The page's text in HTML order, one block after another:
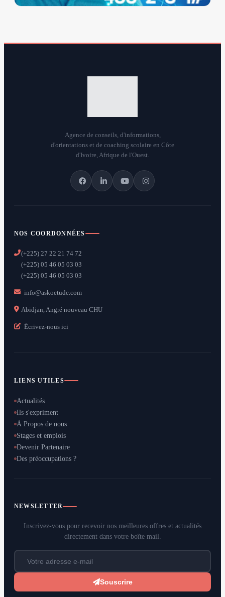
Agence de conseils, d'informations,
d'orientations et de coaching scolaire en Côte
d'Ivoire, Afrique de l'Ouest.
NOS COORDONNÉES
(+225) 27 22 21 74 72
(+225) 05 46 05 03 03
(+225) 05 46 05 03 03
info@askoetude.com
Abidjan, Angré nouveau CHU
Écrivez-nous ici
LIENS UTILES
Actualités
Ils s'expriment
À Propos de nous
Stages et emplois
Devenir Partenaire
Des préoccupations ?
NEWSLETTER
Inscrivez-vous pour recevoir nos meilleures offres et actualités
directement dans votre boîte mail.
Souscrire